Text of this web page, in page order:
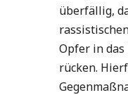
überfällig,
Opfer in
rücken.